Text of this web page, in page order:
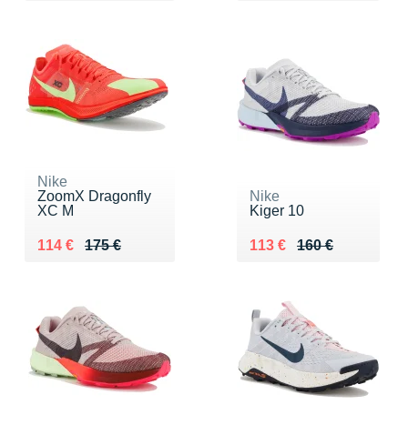
Nike
ZoomX Dragonfly
XC M
175 €
Au lieu de 175 €
114 €
Vendu 114 €
Nike
Kiger 10
160 €
Au lieu de 160 €
113 €
Vendu 113 €